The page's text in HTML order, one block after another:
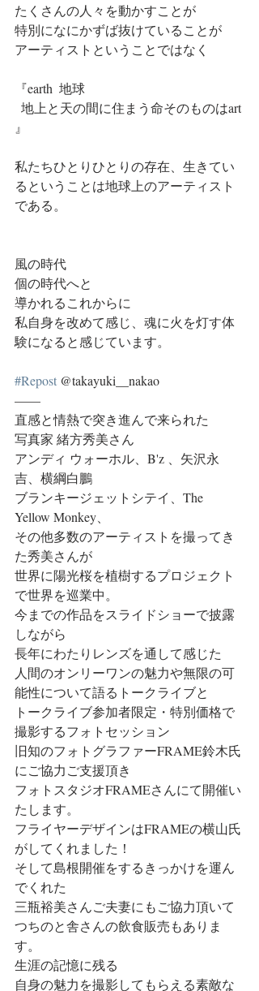
たくさんの人々を動かすことが
特別になにかずば抜けていることが
アーティストということではなく
『earth  地球
』
私たちひとりひとりの存在、生きてい
るということは地球上のアーティスト
である。
風の時代
個の時代へと
導かれるこれからに
私自身を改めて感じ、魂に火を灯す体
験になると感じています。
#Repost @takayuki__nakao
——
直感と情熱で突き進んで来られた
写真家 緒方秀美さん
アンディ ウォーホル、B'z 、矢沢永
吉、横綱白鵬
ブランキージェットシテイ、The
Yellow Monkey、
その他多数のアーティストを撮ってき
た秀美さんが
世界に陽光桜を植樹するプロジェクト
で世界を巡業中。
今までの作品をスライドショーで披露
しながら
長年にわたりレンズを通して感じた
人間のオンリーワンの魅力や無限の可
能性について語るトークライブと
トークライブ参加者限定・特別価格で
撮影するフォトセッション
旧知のフォトグラファーFRAME鈴木氏
にご協力ご支援頂き
フォトスタジオFRAMEさんにて開催い
たします。
フライヤーデザインはFRAMEの横山氏
がしてくれました！
そして島根開催をするきっかけを運ん
でくれた
三瓶裕美さんご夫妻にもご協力頂いて
つちのと舎さんの飲食販売もありま
す。
生涯の記憶に残る
自身の魅力を撮影してもらえる素敵な